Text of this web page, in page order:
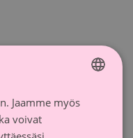
“Hän otti
FINNISH
Jaamme myös
voivat